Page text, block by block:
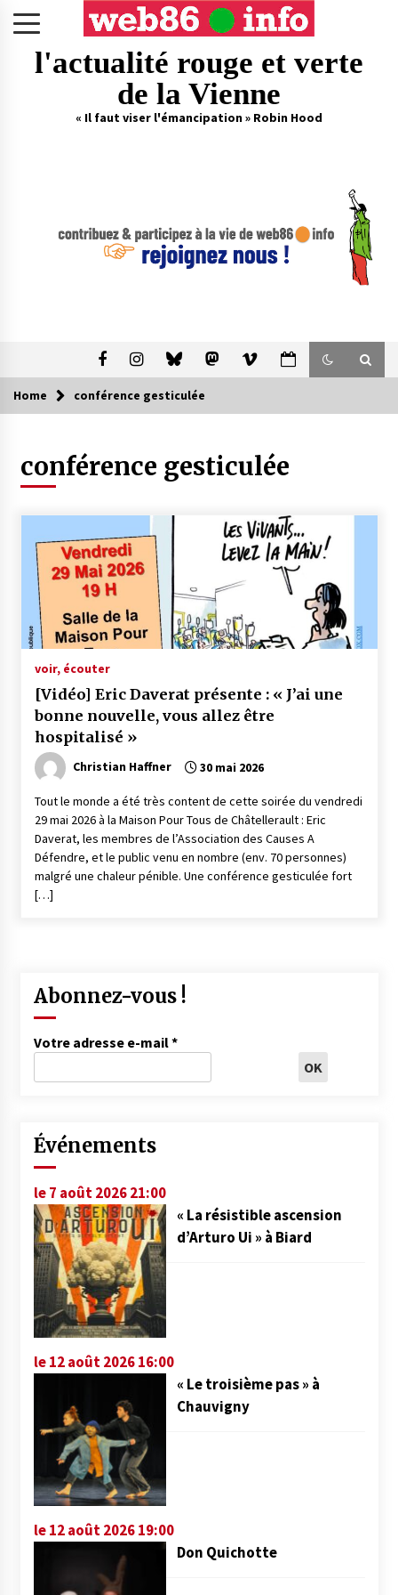
l'actualité rouge et verte
de la Vienne
« Il faut viser l'émancipation » Robin Hood
Home conférence gesticulée
conférence gesticulée
voir, écouter
[Vidéo] Eric Daverat présente : « J’ai une
bonne nouvelle, vous allez être
hospitalisé »
Christian Haffner 30 mai 2026
Tout le monde a été très content de cette soirée du vendredi
29 mai 2026 à la Maison Pour Tous de Châtellerault : Eric
Daverat, les membres de l’Association des Causes A
Défendre, et le public venu en nombre (env. 70 personnes)
malgré une chaleur pénible. Une conférence gesticulée fort
[…]
Abonnez-vous !
Votre adresse e-mail*
Événements
le 7 août 2026 21:00
« La résistible ascension
d’Arturo Ui » à Biard
le 12 août 2026 16:00
« Le troisième pas » à
Chauvigny
le 12 août 2026 19:00
Don Quichotte